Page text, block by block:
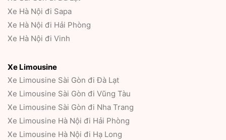
Xe Hà Nội đi Sapa
Xe Hà Nội đi Hải Phòng
Xe Hà Nội đi Vinh
Xe Limousine
Xe Limousine Sài Gòn đi Đà Lạt
Xe Limousine Sài Gòn đi Vũng Tàu
Xe Limousine Sài Gòn đi Nha Trang
Xe Limousine Hà Nội đi Hải Phòng
Xe Limousine Hà Nội đi Hạ Long